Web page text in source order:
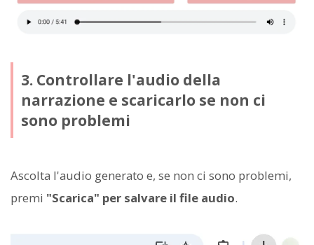
3. Controllare l'audio della
narrazione e scaricarlo se non ci
sono problemi
Ascolta l'audio generato e, se non ci sono problemi,
premi "Scarica" per salvare il file audio.